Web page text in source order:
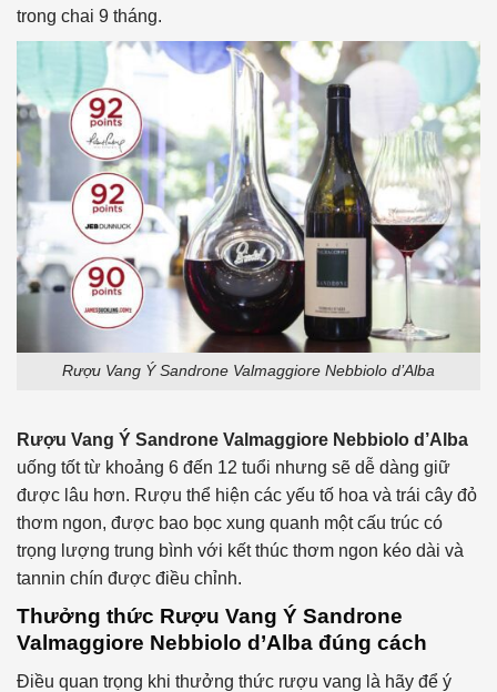
trong chai 9 tháng.
Rượu Vang Ý Sandrone Valmaggiore Nebbiolo d’Alba
Rượu Vang Ý Sandrone Valmaggiore Nebbiolo d’Alba
uống tốt từ khoảng 6 đến 12 tuổi nhưng sẽ dễ dàng giữ
được lâu hơn. Rượu thể hiện các yếu tố hoa và trái cây đỏ
thơm ngon, được bao bọc xung quanh một cấu trúc có
trọng lượng trung bình với kết thúc thơm ngon kéo dài và
tannin chín được điều chỉnh.
Thưởng thức Rượu Vang Ý Sandrone
Valmaggiore Nebbiolo d’Alba đúng cách
Điều quan trọng khi thưởng thức rượu vang là hãy để ý